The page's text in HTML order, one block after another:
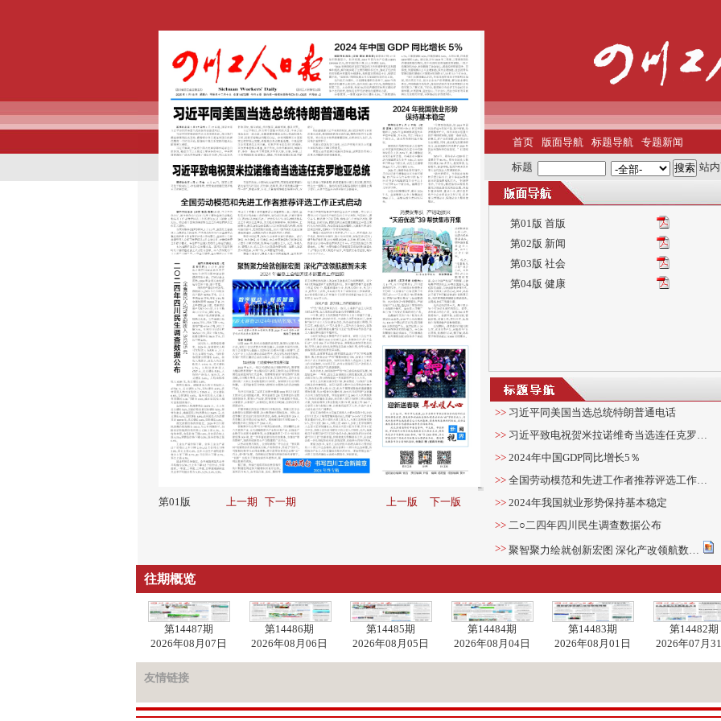
第01版 上一期 下一期 上一版 下一版
首页 版面导航 标题导航 专题新闻
标题 站
第01版 首版
第02版 新闻
第03版 社会
第04版 健康
>> 习近平同美国当选总统特朗普通电话
>> 习近平致电祝贺米拉诺维奇当选连任克罗…
>> 2024年中国GDP同比增长5％
>> 全国劳动模范和先进工作者推荐评选工作…
>> 2024年我国就业形势保持基本稳定
>> 二○二四年四川民生调查数据公布
>> 聚智聚力绘就创新宏图 深化产改领航数…
>>迎新送春联 年味暖人心
往期概览
第14487期
2026年08月07日
第14486期
2026年08月06日
第14485期
2026年08月05日
第14484期
2026年08月04日
第14483期
2026年08月01日
第14482期
2026年07月
友情链接